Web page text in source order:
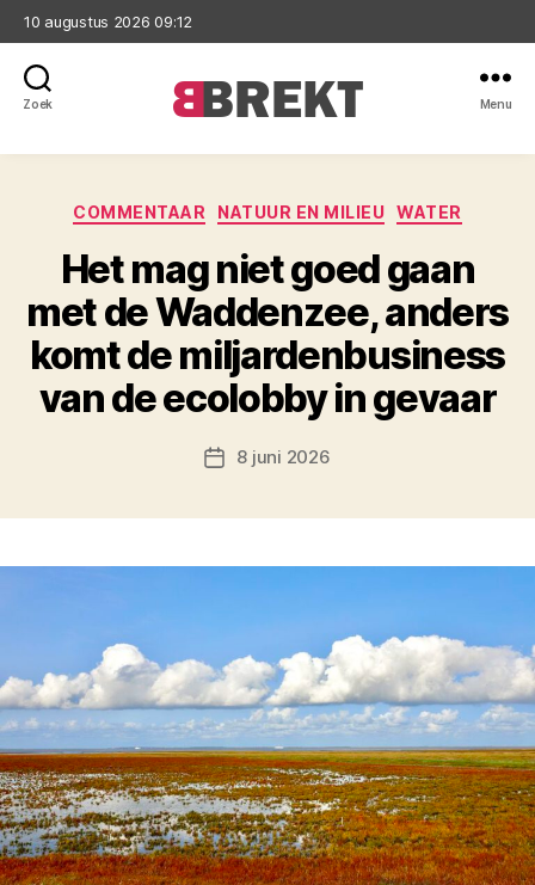
10 augustus 2026 09:12
Zoek Menu
Categorieën
COMMENTAAR NATUUR EN MILIEU WATER
Het mag niet goed gaan
met de Waddenzee, anders
komt de miljardenbusiness
van de ecolobby in gevaar
Berichtdatum
8 juni 2026